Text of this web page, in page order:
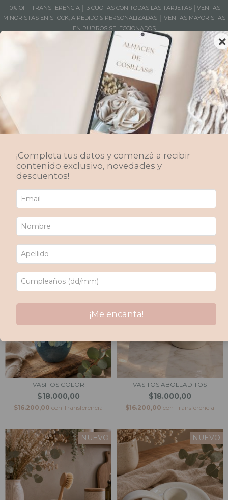
10% OFF TRANSFERENCIA │ 3 CUOTAS CON TODAS LAS TARJETAS │VENTAS
MINORISTAS EN STOCK, A PEDIDO & PERSONALIZADAS │ VENTAS MAYORISTAS
EN RUBROS SELECCIONADOS
0
Cerámica de Autor
Alma de Campo - Colección exclusiva - Una invitación a la calidez, a los
momentos compartidos, a la belleza de lo hecho a mano.
Inicio / Productos / Deco Home / Cosillas /
Cerámica artesanal
Ordenar por
FILTRAR
VASITOS COLOR
$18.000,00
$16.200,00 con Transferencia
VASITOS ABOLLADITOS
$18.000,00
$16.200,00 con Transferencia
NUEVO NUEVO
×
¡Completa tus datos y comenzá a recibir
contenido exclusivo, novedades y
descuentos!
¡Me encanta!